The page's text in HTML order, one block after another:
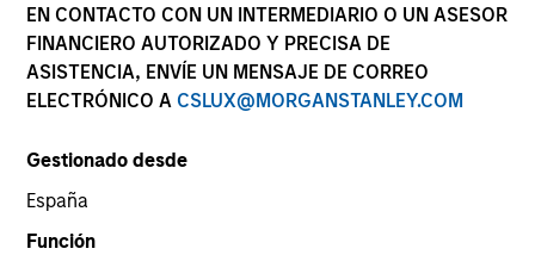
EN CONTACTO CON UN INTERMEDIARIO O UN ASESOR
FINANCIERO AUTORIZADO Y PRECISA DE
ASISTENCIA, ENVÍE UN MENSAJE DE CORREO
ELECTRÓNICO A CSLUX@MORGANSTANLEY.COM
Gestionado desde
España
Función
YEARS OF INDUSTRY EXPERIENCE